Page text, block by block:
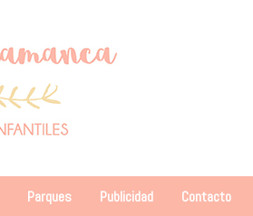
Parques Publicidad Contacto